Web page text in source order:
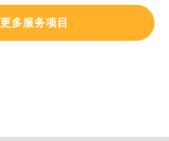
更多服务项目